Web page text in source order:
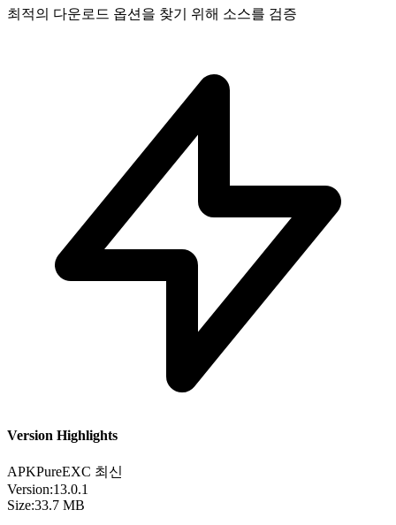
최적의 다운로드 옵션을 찾기 위해 소스를 검증
Version Highlights
APKPureEXC 최신
Version:13.0.1
Size:33.7 MB